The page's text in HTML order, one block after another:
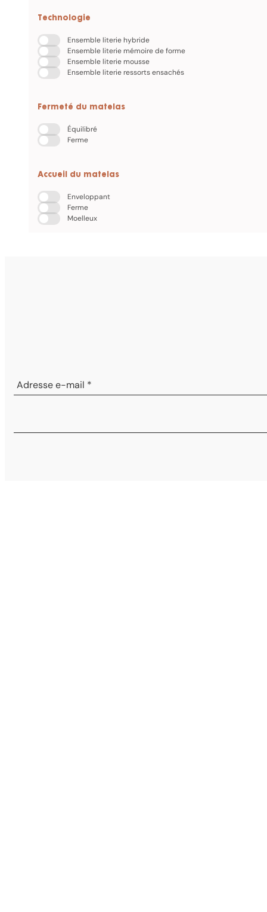
Technologie
Ensemble literie hybride
Ensemble literie mémoire de forme
Ensemble literie mousse
Ensemble literie ressorts ensachés
Fermeté du matelas
Équilibré
Ferme
Accueil du matelas
Enveloppant
Ferme
Moelleux